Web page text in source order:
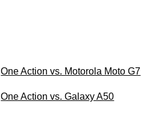
One Action vs. Motorola Moto G7
One Action vs. Galaxy A50